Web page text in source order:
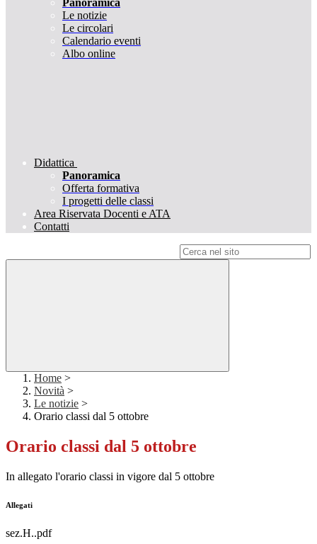
Panoramica
Le notizie
Le circolari
Calendario eventi
Albo online
Didattica
Panoramica
Offerta formativa
I progetti delle classi
Area Riservata Docenti e ATA
Contatti
Home >
Novità >
Le notizie >
Orario classi dal 5 ottobre
Orario classi dal 5 ottobre
In allegato l'orario classi in vigore dal 5 ottobre
Allegati
sez.H..pdf